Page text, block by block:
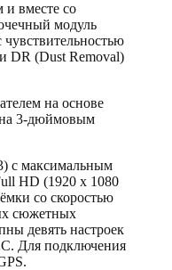
и вместе со
модуль
DR (Dust Removal)
на основе
3-дюймовым
с максимальным
HD (1920 x 1080
со скоростью
сюжетных
девять настроек
Для подключения